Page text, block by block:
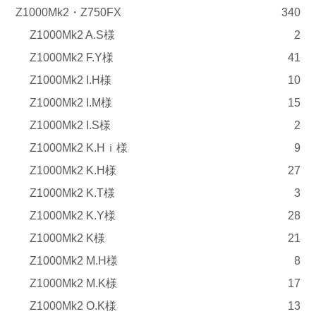
Z1000Mk2・Z750FX
340
Z1000Mk2 A.S様
2
Z1000Mk2 F.Y様
41
Z1000Mk2 I.H様
10
Z1000Mk2 I.M様
15
Z1000Mk2 I.S様
2
Z1000Mk2 K.Hｉ様
9
Z1000Mk2 K.H様
27
Z1000Mk2 K.T様
3
Z1000Mk2 K.Y様
28
Z1000Mk2 K様
21
Z1000Mk2 M.H様
8
Z1000Mk2 M.K様
17
Z1000Mk2 O.K様
13